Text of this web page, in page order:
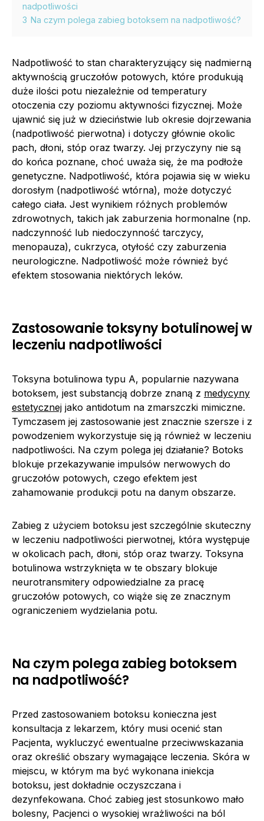
nadpotliwości
3 Na czym polega zabieg botoksem na nadpotliwość?
Nadpotliwość to stan charakteryzujący się nadmierną
aktywnością gruczołów potowych, które produkują
duże ilości potu niezależnie od temperatury
otoczenia czy poziomu aktywności fizycznej. Może
ujawnić się już w dzieciństwie lub okresie dojrzewania
(nadpotliwość pierwotna) i dotyczy głównie okolic
pach, dłoni, stóp oraz twarzy. Jej przyczyny nie są
do końca poznane, choć uważa się, że ma podłoże
genetyczne. Nadpotliwość, która pojawia się w wieku
dorosłym (nadpotliwość wtórna), może dotyczyć
całego ciała. Jest wynikiem różnych problemów
zdrowotnych, takich jak zaburzenia hormonalne (np.
nadczynność lub niedoczynność tarczycy,
menopauza), cukrzyca, otyłość czy zaburzenia
neurologiczne. Nadpotliwość może również być
efektem stosowania niektórych leków.
Zastosowanie toksyny botulinowej w
leczeniu nadpotliwości
Toksyna botulinowa typu A, popularnie nazywana
botoksem, jest substancją dobrze znaną z medycyny
estetycznej jako antidotum na zmarszczki mimiczne.
Tymczasem jej zastosowanie jest znacznie szersze i z
powodzeniem wykorzystuje się ją również w leczeniu
nadpotliwości. Na czym polega jej działanie? Botoks
blokuje przekazywanie impulsów nerwowych do
gruczołów potowych, czego efektem jest
zahamowanie produkcji potu na danym obszarze.
Zabieg z użyciem botoksu jest szczególnie skuteczny
w leczeniu nadpotliwości pierwotnej, która występuje
w okolicach pach, dłoni, stóp oraz twarzy. Toksyna
botulinowa wstrzyknięta w te obszary blokuje
neurotransmitery odpowiedzialne za pracę
gruczołów potowych, co wiąże się ze znacznym
ograniczeniem wydzielania potu.
Na czym polega zabieg botoksem
na nadpotliwość?
Przed zastosowaniem botoksu konieczna jest
konsultacja z lekarzem, który musi ocenić stan
Pacjenta, wykluczyć ewentualne przeciwwskazania
oraz określić obszary wymagające leczenia. Skóra w
miejscu, w którym ma być wykonana iniekcja
botoksu, jest dokładnie oczyszczana i
dezynfekowana. Choć zabieg jest stosunkowo mało
bolesny, Pacjenci o wysokiej wrażliwości na ból